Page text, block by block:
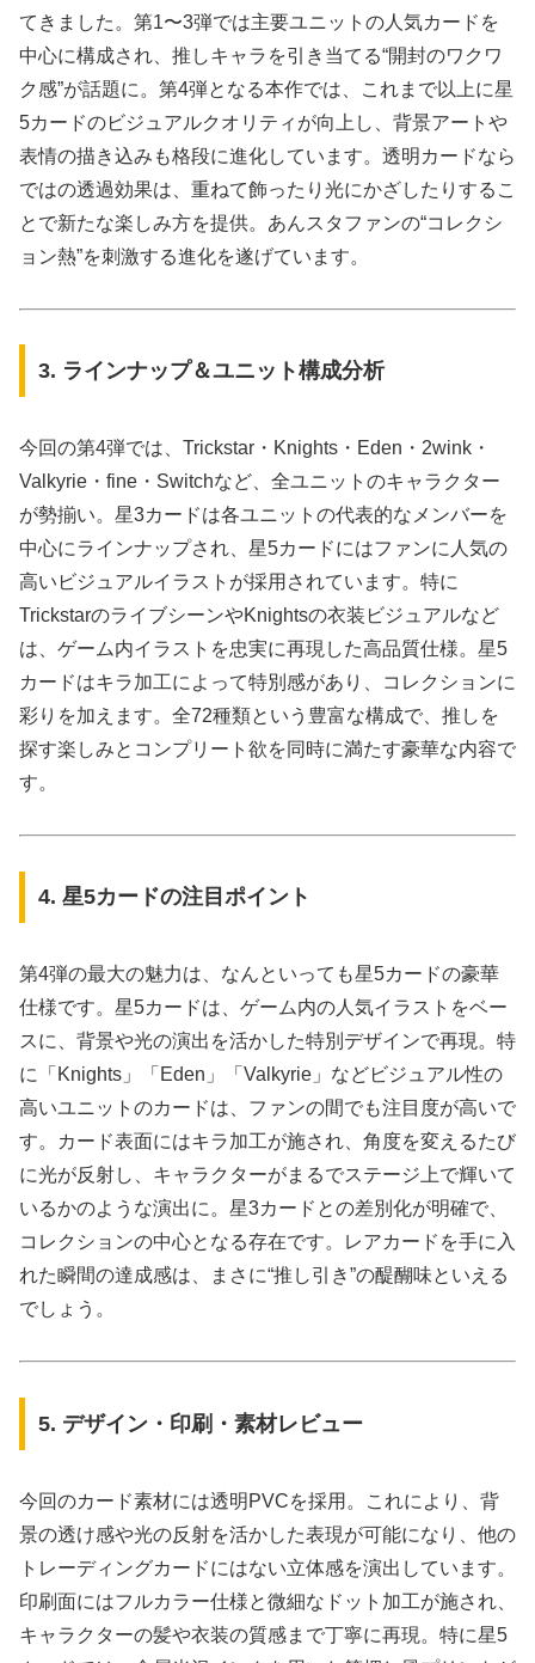
てきました。第1〜3弾では主要ユニットの人気カードを
中心に構成され、推しキャラを引き当てる“開封のワクワ
ク感”が話題に。第4弾となる本作では、これまで以上に星
5カードのビジュアルクオリティが向上し、背景アートや
表情の描き込みも格段に進化しています。透明カードなら
ではの透過効果は、重ねて飾ったり光にかざしたりするこ
とで新たな楽しみ方を提供。あんスタファンの“コレクシ
ョン熱”を刺激する進化を遂げています。
3. ラインナップ＆ユニット構成分析
今回の第4弾では、Trickstar・Knights・Eden・2wink・
Valkyrie・fine・Switchなど、全ユニットのキャラクター
が勢揃い。星3カードは各ユニットの代表的なメンバーを
中心にラインナップされ、星5カードにはファンに人気の
高いビジュアルイラストが採用されています。特に
TrickstarのライブシーンやKnightsの衣装ビジュアルなど
は、ゲーム内イラストを忠実に再現した高品質仕様。星5
カードはキラ加工によって特別感があり、コレクションに
彩りを加えます。全72種類という豊富な構成で、推しを
探す楽しみとコンプリート欲を同時に満たす豪華な内容で
す。
4. 星5カードの注目ポイント
第4弾の最大の魅力は、なんといっても星5カードの豪華
仕様です。星5カードは、ゲーム内の人気イラストをベー
スに、背景や光の演出を活かした特別デザインで再現。特
に「Knights」「Eden」「Valkyrie」などビジュアル性の
高いユニットのカードは、ファンの間でも注目度が高いで
す。カード表面にはキラ加工が施され、角度を変えるたび
に光が反射し、キャラクターがまるでステージ上で輝いて
いるかのような演出に。星3カードとの差別化が明確で、
コレクションの中心となる存在です。レアカードを手に入
れた瞬間の達成感は、まさに“推し引き”の醍醐味といえる
でしょう。
5. デザイン・印刷・素材レビュー
今回のカード素材には透明PVCを採用。これにより、背
景の透け感や光の反射を活かした表現が可能になり、他の
トレーディングカードにはない立体感を演出しています。
印刷面にはフルカラー仕様と微細なドット加工が施され、
キャラクターの髪や衣装の質感まで丁寧に再現。特に星5